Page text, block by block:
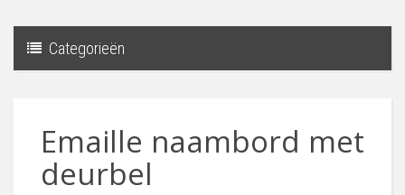
Categorieën
Emaille naambord met
deurbel